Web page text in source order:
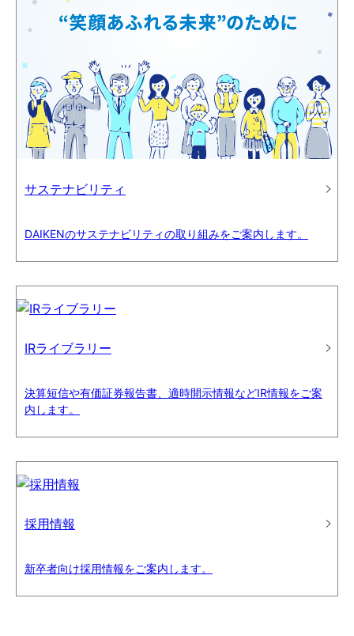
サステナビリティ
DAIKENのサステナビリティの取り組みをご案内します。
IRライブラリー
決算短信や有価証券報告書、適時開示情報などIR情報をご案
内します。
採用情報
新卒者向け採用情報をご案内します。